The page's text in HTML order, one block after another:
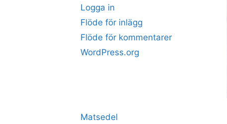
Logga in
Flöde för inlägg
Flöde för kommentarer
WordPress.org
Matsedel